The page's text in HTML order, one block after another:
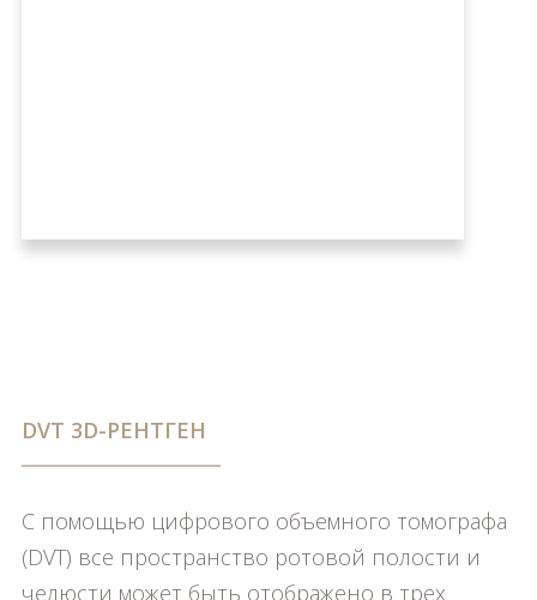
DVT 3D-РЕНТГЕН
С помощью цифрового объемного томографа
(DVT) все пространство ротовой полости и
челюсти может быть отображено в трех